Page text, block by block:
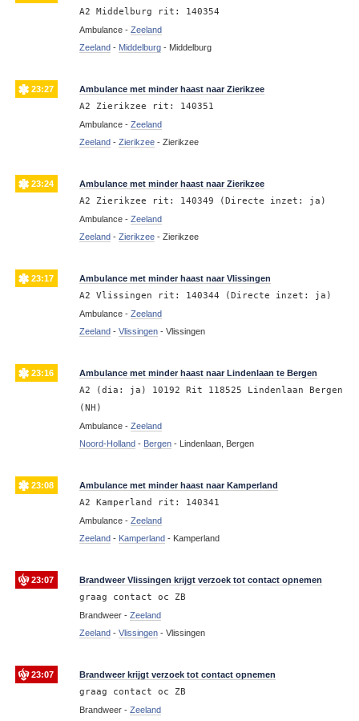
A2 Middelburg rit: 140354
Ambulance - Zeeland
Zeeland- Middelburg- Middelburg
23:27 Ambulance met minder haast naar Zierikzee
A2 Zierikzee rit: 140351
Ambulance - Zeeland
Zeeland- Zierikzee- Zierikzee
23:24 Ambulance met minder haast naar Zierikzee
A2 Zierikzee rit: 140349 (Directe inzet: ja)
Ambulance - Zeeland
Zeeland- Zierikzee- Zierikzee
23:17 Ambulance met minder haast naar Vlissingen
A2 Vlissingen rit: 140344 (Directe inzet: ja)
Ambulance - Zeeland
Zeeland- Vlissingen- Vlissingen
23:16 Ambulance met minder haast naar Lindenlaan te Bergen
A2 (dia: ja) 10192 Rit 118525 Lindenlaan Bergen
(NH)
Ambulance - Zeeland
Noord-Holland- Bergen- Lindenlaan, Bergen
23:08 Ambulance met minder haast naar Kamperland
A2 Kamperland rit: 140341
Ambulance - Zeeland
Zeeland- Kamperland- Kamperland
23:07 Brandweer Vlissingen krijgt verzoek tot contact opnemen
graag contact oc ZB
Brandweer - Zeeland
Zeeland- Vlissingen- Vlissingen
23:07 Brandweer krijgt verzoek tot contact opnemen
graag contact oc ZB
Brandweer - Zeeland